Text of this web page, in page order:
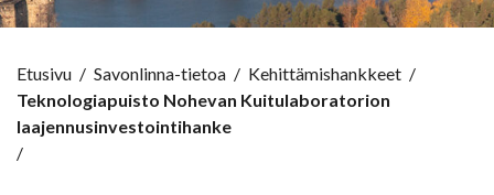
Etusivu / Savonlinna-tietoa / Kehittämishankkeet /
Teknologiapuisto Nohevan Kuitulaboratorion
laajennusinvestointihanke
/